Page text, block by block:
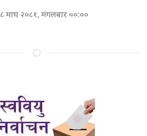
८ माघ २०८१, मंगलबार ००:००